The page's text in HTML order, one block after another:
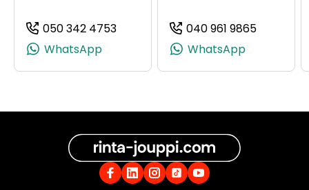
050 342 4753
(+358503424753, 0503424753,
WhatsApp
040 961 9865
WhatsApp